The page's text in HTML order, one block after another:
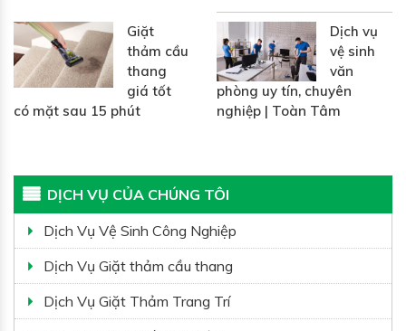
Giặt
thảm cầu
thang
giá tốt
có mặt sau 15 phút
Dịch vụ
vệ sinh
văn
phòng uy tín, chuyên
nghiệp | Toàn Tâm
DỊCH VỤ CỦA CHÚNG TÔI
Dịch Vụ Vệ Sinh Công Nghiệp
Dịch Vụ Giặt thảm cầu thang
Dịch Vụ Giặt Thảm Trang Trí